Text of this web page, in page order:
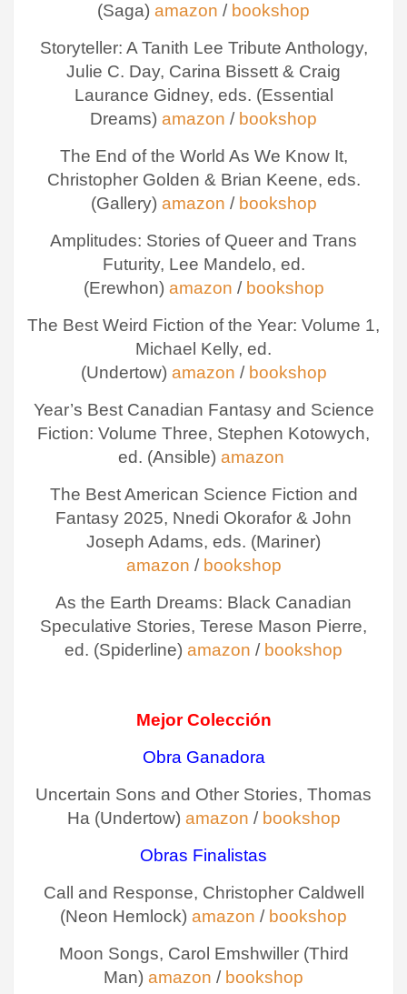
(Saga) amazon / bookshop
Storyteller: A Tanith Lee Tribute Anthology,
Julie C. Day, Carina Bissett & Craig
Laurance Gidney, eds. (Essential
Dreams) amazon / bookshop
The End of the World As We Know It,
Christopher Golden & Brian Keene, eds.
(Gallery) amazon / bookshop
Amplitudes: Stories of Queer and Trans
Futurity, Lee Mandelo, ed.
(Erewhon) amazon / bookshop
The Best Weird Fiction of the Year: Volume 1,
Michael Kelly, ed.
(Undertow) amazon / bookshop
Year’s Best Canadian Fantasy and Science
Fiction: Volume Three, Stephen Kotowych,
ed. (Ansible) amazon
The Best American Science Fiction and
Fantasy 2025, Nnedi Okorafor & John
Joseph Adams, eds. (Mariner)
amazon / bookshop
As the Earth Dreams: Black Canadian
Speculative Stories, Terese Mason Pierre,
ed. (Spiderline) amazon / bookshop
Mejor Colección
Obra Ganadora
Uncertain Sons and Other Stories, Thomas
Ha (Undertow) amazon / bookshop
Obras Finalistas
Call and Response, Christopher Caldwell
(Neon Hemlock) amazon / bookshop
Moon Songs, Carol Emshwiller (Third
Man) amazon / bookshop